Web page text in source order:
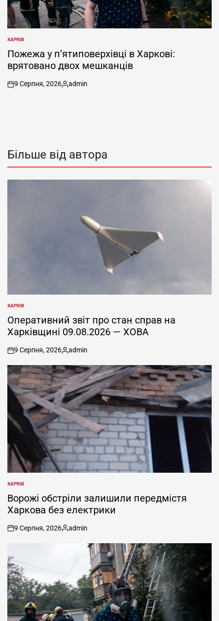
ОПУБЛІКУВАТИ
У
ХАРКІВ
Пожежа у п’ятиповерхівці в Харкові:
врятовано двох мешканців
on
9 Серпня, 2026
Опубліковано
admin
Більше від автора
ОПУБЛІКУВАТИ
У
ХАРКІВ
Оперативний звіт про стан справ на
Харківщині 09.08.2026 — ХОВА
on
9 Серпня, 2026
Опубліковано
admin
ОПУБЛІКУВАТИ
У
ХАРКІВ
Ворожі обстріли залишили передмістя
Харкова без електрики
on
9 Серпня, 2026
Опубліковано
admin